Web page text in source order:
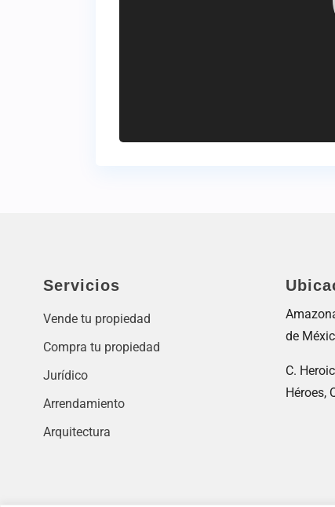
Servicios
Vende tu propiedad
Compra tu propiedad
Jurídico
Arrendamiento
Arquitectura
de
C.
Héroes,